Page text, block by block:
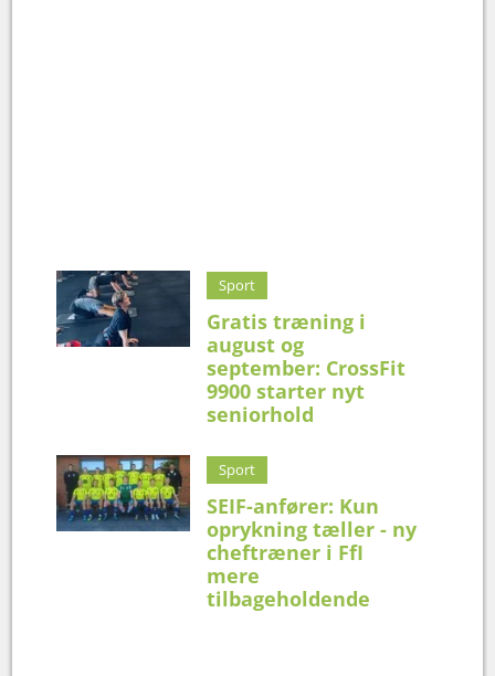
Sport
Gratis træning i
august og
september: CrossFit
9900 starter nyt
seniorhold
Sport
SEIF-anfører: Kun
oprykning tæller - ny
cheftræner i FfI
mere
tilbageholdende